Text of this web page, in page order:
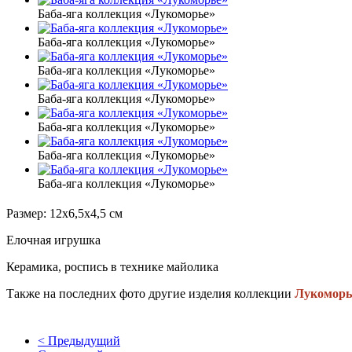
Баба-яга коллекция «Лукоморье»
Баба-яга коллекция «Лукоморье»
Баба-яга коллекция «Лукоморье»
Баба-яга коллекция «Лукоморье»
Баба-яга коллекция «Лукоморье»
Баба-яга коллекция «Лукоморье»
Баба-яга коллекция «Лукоморье»
Размер: 12х6,5х4,5 см
Елочная игрушка
Керамика, роспись в технике майолика
Также на последних фото другие изделия коллекции
< Предыдущий